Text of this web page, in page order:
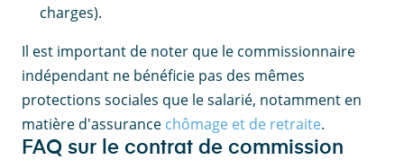
charges).
Il est important de noter que le commissionnaire
indépendant ne bénéficie pas des mêmes
protections sociales que le salarié, notamment en
matière d'assurance chômage et de retraite.
FAQ sur le contrat de commission